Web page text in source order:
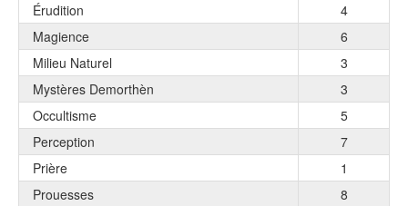
Érudition
4
Magience
6
Milieu Naturel
3
Mystères Demorthèn
3
Occultisme
5
Perception
7
Prière
1
Prouesses
8